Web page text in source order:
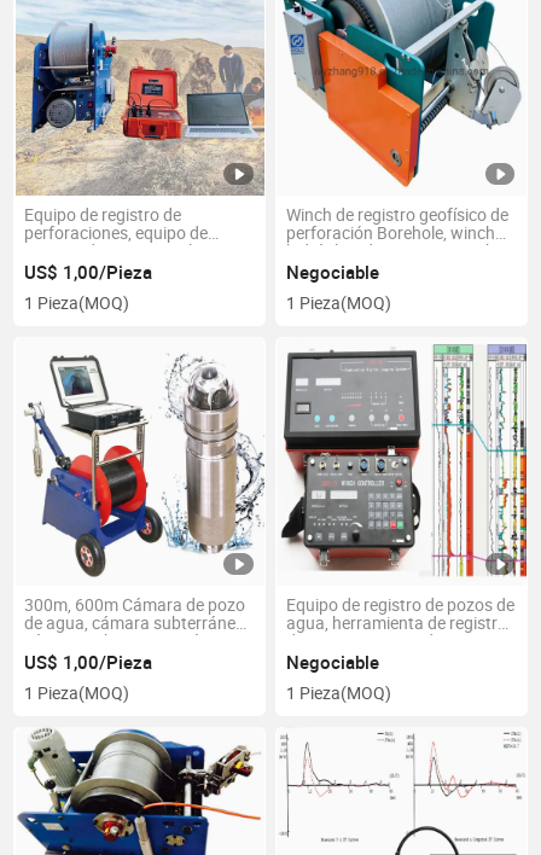
Equipo de registro de
perforaciones, equipo de
registro de pozos, geologger,
herramientas geofísicas para
registro de pozos, instrumento
geofísico para registro de
US$ 1,00/Pieza
1 Pieza(MOQ)
Winch de registro geofísico de
perforación Borehole, winch
hidráulico de registro, winch
de registro de pozos
geofísicos y winch de tracción
de cable, winch de registro
Negociable
1 Pieza(MOQ)
300m, 600m Cámara de pozo
de agua, cámara subterránea,
cámara submarina y cámara
de perforación en venta,
cámara para verificar el nivel
de agua en pozos
US$ 1,00/Pieza
1 Pieza(MOQ)
Equipo de registro de pozos de
agua, herramienta de registro
de pozos, sistema de registro
eléctrico, geologging, equipo
de registro geofísico de
perforaciones y registros de
Negociable
1 Pieza(MOQ)